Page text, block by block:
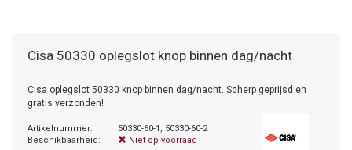
Cisa 50330 oplegslot knop binnen dag/nacht
Cisa oplegslot 50330 knop binnen dag/nacht. Scherp geprijsd en
gratis verzonden!
Artikelnummer:
50330-60-1, 50330-60-2
Beschikbaarheid:
Niet op voorraad